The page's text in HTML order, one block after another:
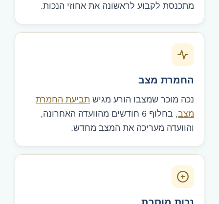
מתכנסת לקבוע לראשונה את אחוזי הנכות.
החמרת מצב
נכה מוכר שמצבו הורע מגיש תביעת החמרת
מצב
, בחלוף 6 חודשים מהוועדה האחרונה,
והוועדה מעריכה את המצב מחדש.